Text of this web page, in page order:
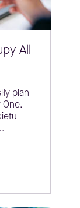
All
plan
One.